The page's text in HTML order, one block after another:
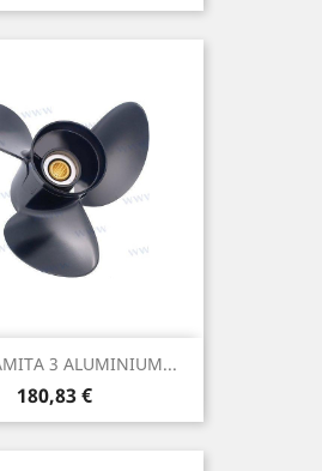
3 ALUMINIUM...
Prix
180,83 €